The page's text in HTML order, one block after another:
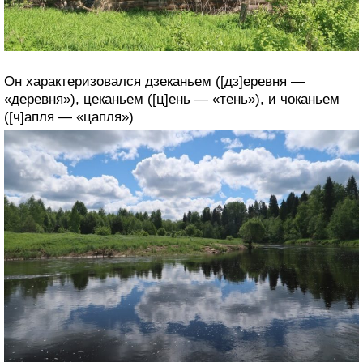
Он характеризовался дзеканьем ([дз]еревня —
«деревня»), цеканьем ([ц]ень — «тень»), и чоканьем
([ч]апля — «цапля»)